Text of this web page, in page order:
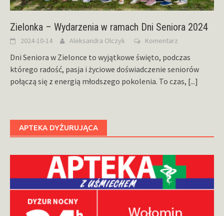
Zielonka – Wydarzenia w ramach Dni Seniora 2024
2024-10-14 Aleksandra Olczyk Komentarz
Dni Seniora w Zielonce to wyjątkowe święto, podczas
którego radość, pasja i życiowe doświadczenie seniorów
połączą się z energią młodszego pokolenia. To czas, [...]
APTEKA DYŻURUJĄCA